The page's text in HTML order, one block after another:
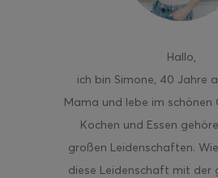
Hallo,
ich bin Simone, 40 Jahre
Mama und lebe im schönen
Kochen und Essen
großen Leidenschaften.
diese Leidenschaft mit der